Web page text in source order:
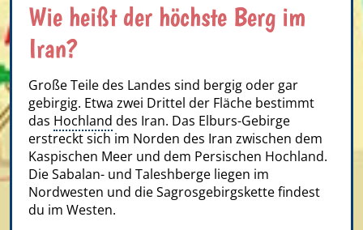
Wie heißt der höchste Berg im
Iran?
Große Teile des Landes sind bergig oder gar
gebirgig. Etwa zwei Drittel der Fläche bestimmt
das Hochland des Iran. Das Elburs-Gebirge
erstreckt sich im Norden des Iran zwischen dem
Kaspischen Meer und dem Persischen Hochland.
Die Sabalan- und Taleshberge liegen im
Nordwesten und die Sagrosgebirgskette findest
du im Westen.